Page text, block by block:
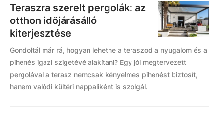
Teraszra szerelt pergolák: az
otthon időjárásálló
kiterjesztése
Gondoltál már rá, hogyan lehetne a teraszod a nyugalom és a
pihenés igazi szigetévé alakítani? Egy jól megtervezett
pergolával a terasz nemcsak kényelmes pihenést biztosít,
hanem valódi kültéri nappaliként is szolgál.